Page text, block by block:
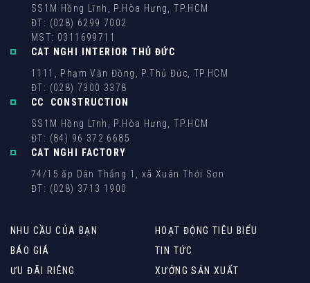
SS1M Hồng Lĩnh, P.Hòa Hưng, TP.HCM
ĐT: (028) 6299 7002
MST: 0311699711
CAT NGHI INTERIOR THỦ ĐỨC
1111, Phạm Văn Đồng, P.Thủ Đức, TP.HCM
ĐT: (028) 7300 3378
CC CONSTRUCTION
SS1M Hồng Lĩnh, P.Hòa Hưng, TP.HCM
ĐT: (84) 96 372 6685
CAT NGHI FACTORY
74/15 ấp Dân Thắng 1, xã Xuân Thới Sơn
ĐT: (028) 3713 1900
NHU CẦU CỦA BẠN
HOẠT ĐỘNG TIÊU BIỂU
BÁO GIÁ
TIN TỨC
ƯU ĐÃI RIÊNG
XƯỞNG SẢN XUẤT